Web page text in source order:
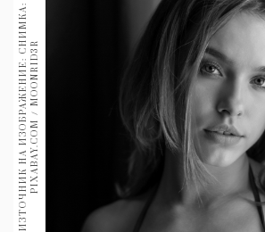
Книги
30+
Гурме
Пътувай
237
Здраве
И
З
Т
О
Ч
Н
И
К
Н
А
И
З
О
Б
Р
А
Ж
Е
Н
И
Е
:
СН
И
М
К
А
:
P
I
X
A
B
A
Y
.
C
O
M
/
M
O
O
N
R
I
D
3R